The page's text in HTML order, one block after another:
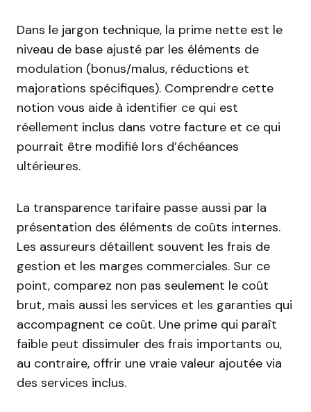
Dans le jargon technique, la prime nette est le
niveau de base ajusté par les éléments de
modulation (bonus/malus, réductions et
majorations spécifiques). Comprendre cette
notion vous aide à identifier ce qui est
réellement inclus dans votre facture et ce qui
pourrait être modifié lors d’échéances
ultérieures.
La transparence tarifaire passe aussi par la
présentation des éléments de coûts internes.
Les assureurs détaillent souvent les frais de
gestion et les marges commerciales. Sur ce
point, comparez non pas seulement le coût
brut, mais aussi les services et les garanties qui
accompagnent ce coût. Une prime qui paraît
faible peut dissimuler des frais importants ou,
au contraire, offrir une vraie valeur ajoutée via
des services inclus.